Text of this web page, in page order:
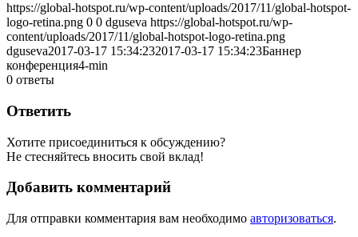
https://global-hotspot.ru/wp-content/uploads/2017/11/global-hotspot-
logo-retina.png 0 0 dguseva https://global-hotspot.ru/wp-
content/uploads/2017/11/global-hotspot-logo-retina.png
dguseva2017-03-17 15:34:232017-03-17 15:34:23Баннер
конференция4-min
0 ответы
Ответить
Хотите присоединиться к обсуждению?
Не стесняйтесь вносить свой вклад!
Добавить комментарий
Для отправки комментария вам необходимо авторизоваться.